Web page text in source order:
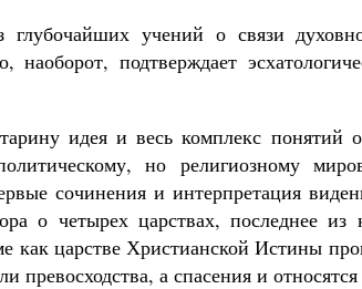
глубочайших учений о связи
наоборот, подтверждает
идея и весь комплекс понятий
но религиозному
сочинения и интерпретация
о четырех царствах, последнее
как царстве Христианской Истины
превосходства, а спасения и